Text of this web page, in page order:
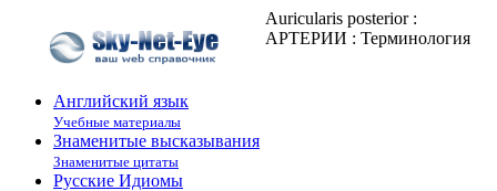
Auricularis posterior :
АРТЕРИИ : Терминология
Английский язык
Учебные материалы
Знаменитые высказывания
Знаменитые цитаты
Русские Идиомы